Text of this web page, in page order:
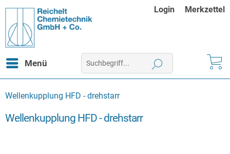
Login Merkzettel
Menü
Wellenkupplung HFD - drehstarr
Wellenkupplung HFD - drehstarr